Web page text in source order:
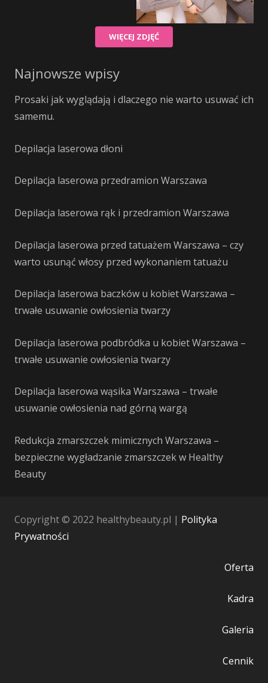
WIĘCEJ ZDJĘĆ
Najnowsze wpisy
Prosaki jak wyglądają i dlaczego nie warto usuwać ich
samemu.
Depilacja laserowa dłoni
Depilacja laserowa przedramion Warszawa
Depilacja laserowa rąk i przedramion Warszawa
Depilacja laserowa przed tatuażem Warszawa – czy
warto usunąć włosy przed wykonaniem tatuażu
Depilacja laserowa baczków u kobiet Warszawa –
trwałe usuwanie owłosienia twarzy
Depilacja laserowa podbródka u kobiet Warszawa –
trwałe usuwanie owłosienia twarzy
Depilacja laserowa wąsika Warszawa – trwałe
usuwanie owłosienia nad górną wargą
Redukcja zmarszczek mimicznych Warszawa –
bezpieczne wygładzanie zmarszczek w Healthy
Beauty
Copyright © 2022 healthybeauty.pl | Polityka
Prywatności
Oferta
Kadra
Galeria
Cennik